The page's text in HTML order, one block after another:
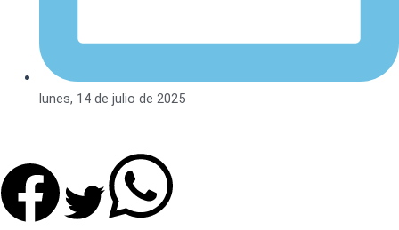
lunes, 14 de julio de 2025